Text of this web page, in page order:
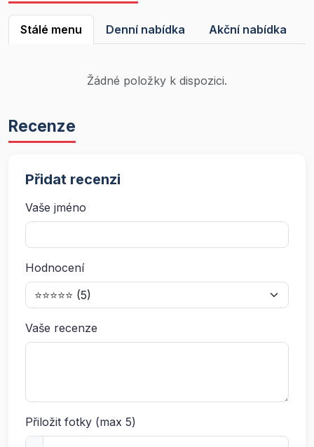
Stálé menu Denní nabídka Akční nabídka
Žádné položky k dispozici.
Recenze
Přidat recenzi
Vaše jméno
Hodnocení
Vaše recenze
Přiložit fotky (max 5)